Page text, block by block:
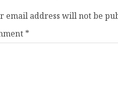
email address will not be
*